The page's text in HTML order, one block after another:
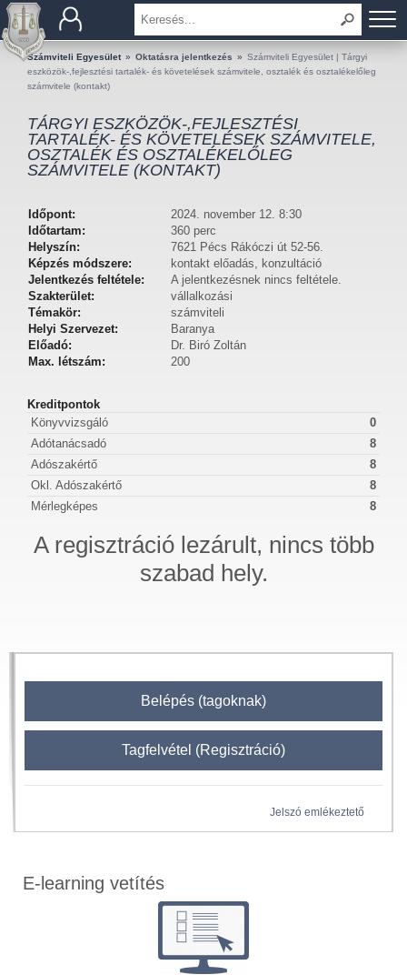
BEMUTATKOZÁS
OKTATÁS
TUDÁSTÁR
KIADVÁNYOK
KAPCSOLAT
Számviteli Egyesület » Oktatásra jelentkezés » Számviteli Egyesület | Tárgyi
eszközök-,fejlesztési tartalék- és követelések számvitele, osztalék és osztalékelőleg
számvitele (kontakt)
TÁRGYI ESZKÖZÖK-,FEJLESZTÉSI
TARTALÉK- ÉS KÖVETELÉSEK SZÁMVITELE,
OSZTALÉK ÉS OSZTALÉKELŐLEG
SZÁMVITELE (KONTAKT)
Időpont:
2024. november 12. 8:30
Időtartam:
360 perc
Helyszín:
7621 Pécs Rákóczi út 52-56.
Képzés módszere:
kontakt előadás, konzultáció
Jelentkezés feltétele:
A jelentkezésnek nincs feltétele.
Szakterület:
vállalkozási
Témakör:
számviteli
Helyi Szervezet:
Baranya
Előadó:
Dr. Biró Zoltán
Max. létszám:
200
Kreditpontok
Könyvvizsgáló
0
Adótanácsadó
8
Adószakértő
8
Okl. Adószakértő
8
Mérlegképes
8
A regisztráció lezárult, nincs több
szabad hely.
Belépés (tagoknak)
Tagfelvétel (Regisztráció)
Jelszó emlékeztető
E-learning vetítés